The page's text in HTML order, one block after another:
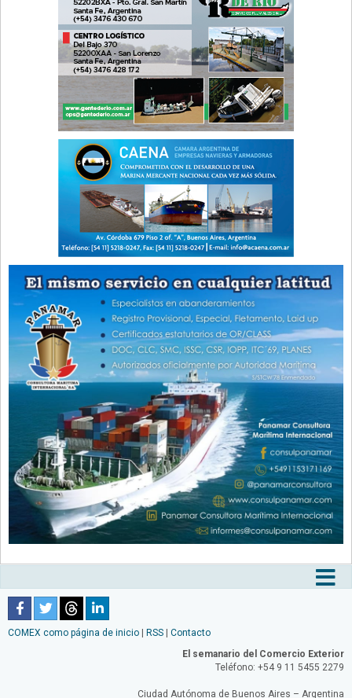
COMEX como página de inicio RSS
Contacto
El semanario del Comercio Exterior
Teléfono: +54 9 11 5455 2279
Ciudad Autónoma de Buenos Aires – Argentina